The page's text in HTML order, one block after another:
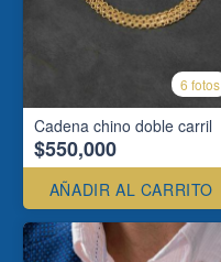
6 fotos
Cadena chino doble carril
$550,000
AÑADIR AL CARRITO